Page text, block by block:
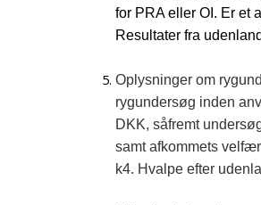
for PRA eller OI. Er
Resultater fra
Oplysninger om
rygundersøg inden
DKK, såfremt
samt afkommets
k4. Hvalpe efter